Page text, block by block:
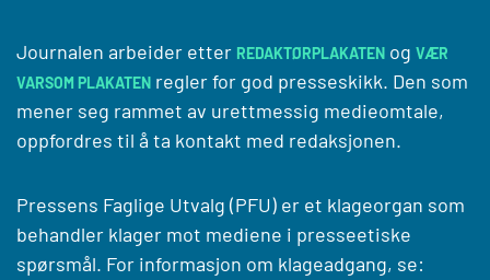
Journalen arbeider etter REDAKTØRPLAKATEN og VÆR
VARSOM PLAKATEN regler for god presseskikk. Den som
mener seg rammet av urettmessig medieomtale,
oppfordres til å ta kontakt med redaksjonen.
Pressens Faglige Utvalg (PFU) er et klageorgan som
behandler klager mot mediene i presseetiske
spørsmål. For informasjon om klageadgang, se: